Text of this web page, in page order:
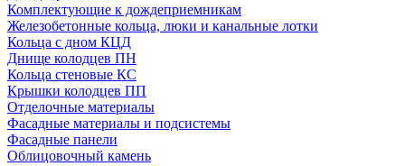
Комплектующие к дождеприемникам
Железобетонные кольца, люки и канальные лотки
Кольца с дном КЦД
Днище колодцев ПН
Кольца стеновые КС
Крышки колодцев ПП
Отделочные материалы
Фасадные материалы и подсистемы
Фасадные панели
Облицовочный камень